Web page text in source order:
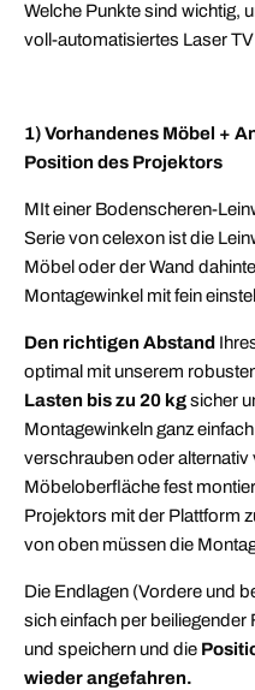
Welche Punkte sind wichtig,
voll-automatisiertes Laser
1) Vorhandenes Möbel +
Position des Projektors
MIt einer Bodenscheren-
Serie von celexon ist die
Möbel oder der Wand
Montagewinkel mit fein
Den richtigen Abstand
optimal mit unserem
Lasten bis zu 20 kgsicher
Montagewinkeln ganz
verschrauben oder alternativ
Möbeloberfläche fest
Projektors mit der Plattform
von oben müssen die
Die Endlagen (Vordere und
sich einfach per
und speichern und die
wieder angefahren.